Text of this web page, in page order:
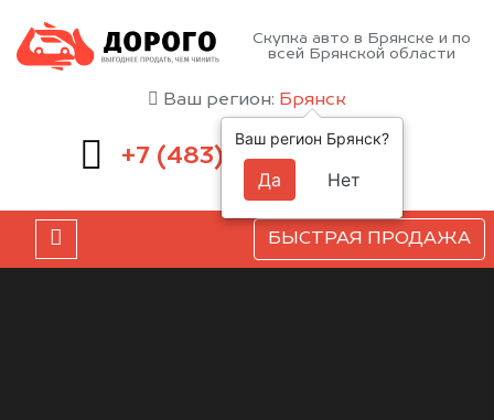
Скупка авто в Брянске и по
всей Брянской области
Ваш регион: Брянск
+7 (483) 232-00-41
БЫСТРАЯ ПРОДАЖА
Ваш регион Брянск?
Да Нет